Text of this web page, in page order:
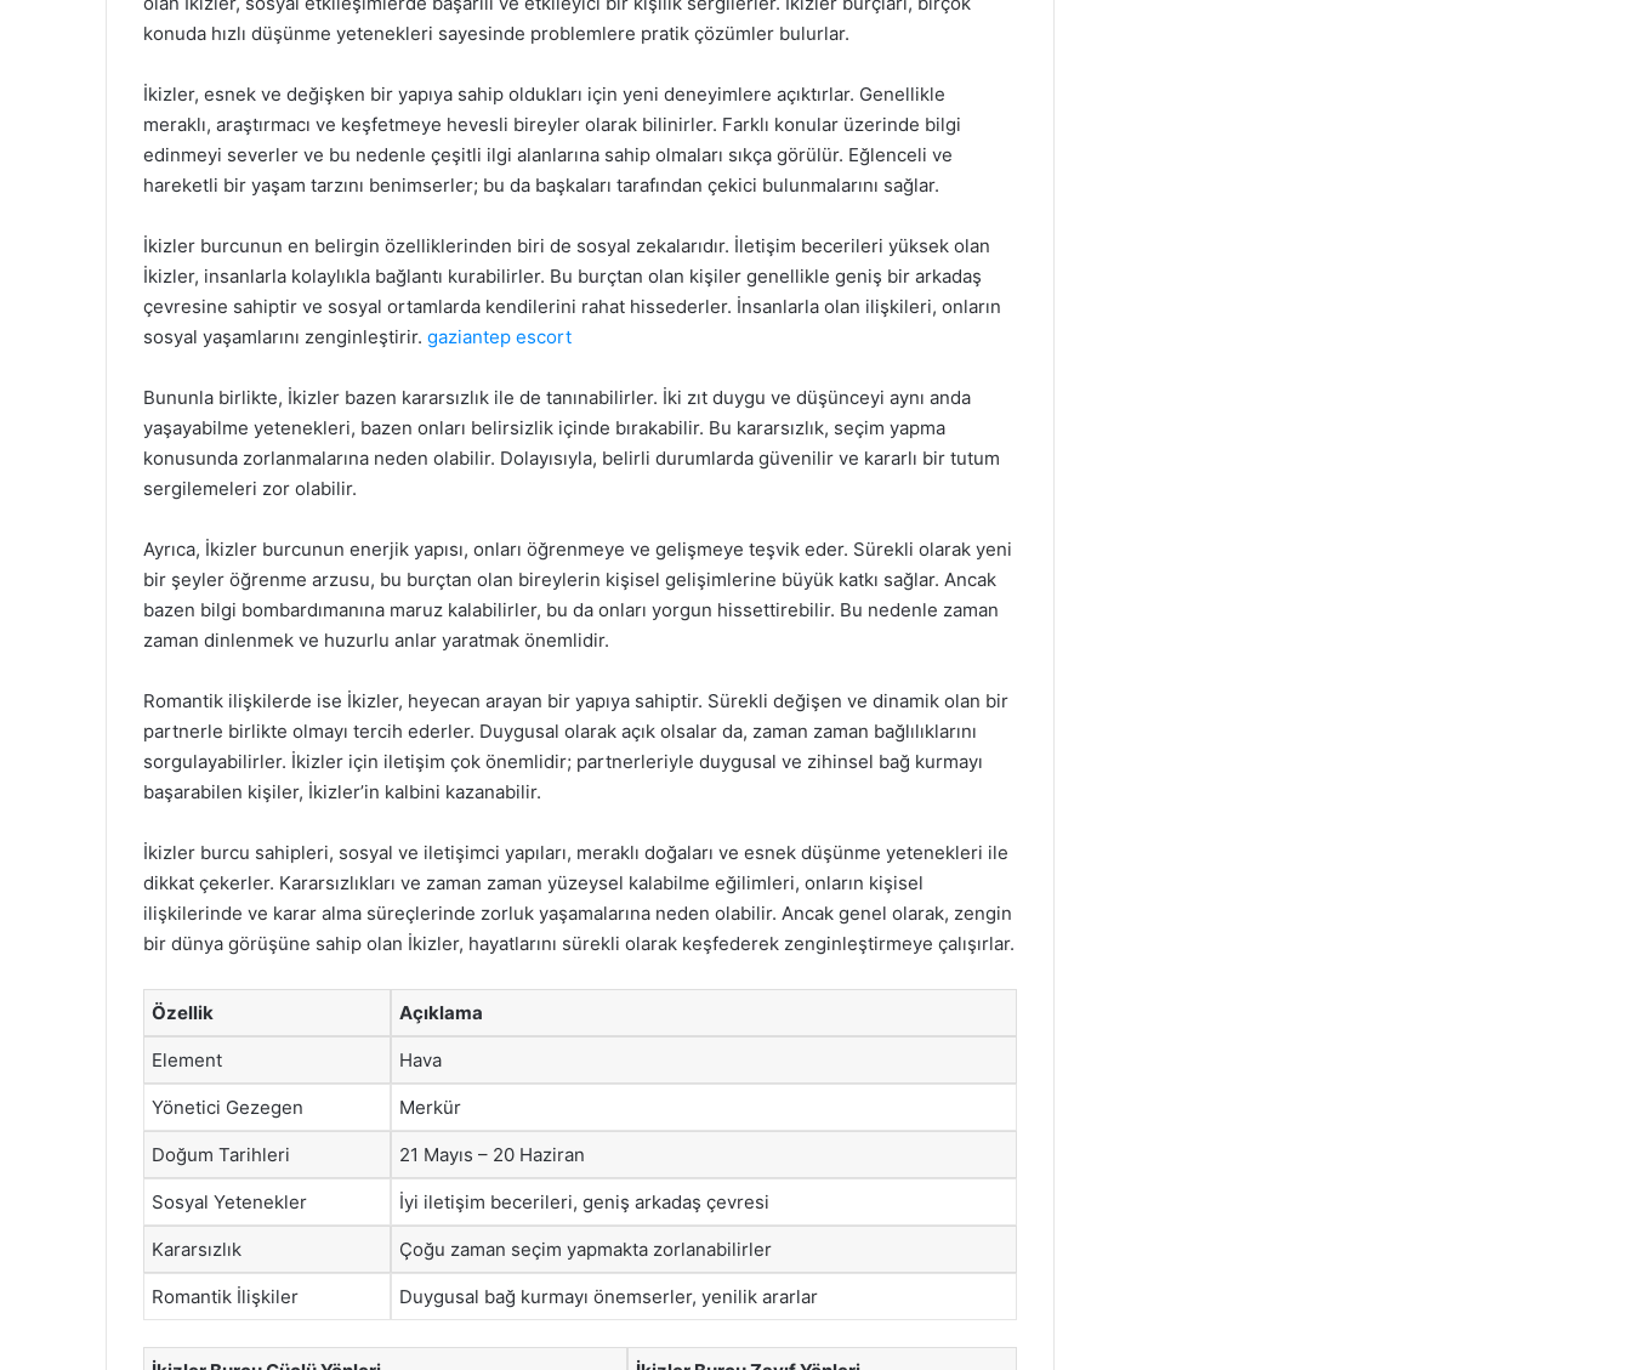
konuda hızlı düşünme yetenekleri sayesinde problemlere pratik çözümler bulurlar.
İkizler, esnek ve değişken bir yapıya sahip oldukları için yeni deneyimlere açıktırlar. Genellikle
meraklı, araştırmacı ve keşfetmeye hevesli bireyler olarak bilinirler. Farklı konular üzerinde bilgi
edinmeyi severler ve bu nedenle çeşitli ilgi alanlarına sahip olmaları sıkça görülür. Eğlenceli ve
hareketli bir yaşam tarzını benimserler; bu da başkaları tarafından çekici bulunmalarını sağlar.
İkizler burcunun en belirgin özelliklerinden biri de sosyal zekalarıdır. İletişim becerileri yüksek olan
İkizler, insanlarla kolaylıkla bağlantı kurabilirler. Bu burçtan olan kişiler genellikle geniş bir arkadaş
çevresine sahiptir ve sosyal ortamlarda kendilerini rahat hissederler. İnsanlarla olan ilişkileri, onların
sosyal yaşamlarını zenginleştirir. gaziantep escort
Bununla birlikte, İkizler bazen kararsızlık ile de tanınabilirler. İki zıt duygu ve düşünceyi aynı anda
yaşayabilme yetenekleri, bazen onları belirsizlik içinde bırakabilir. Bu kararsızlık, seçim yapma
konusunda zorlanmalarına neden olabilir. Dolayısıyla, belirli durumlarda güvenilir ve kararlı bir tutum
sergilemeleri zor olabilir.
Ayrıca, İkizler burcunun enerjik yapısı, onları öğrenmeye ve gelişmeye teşvik eder. Sürekli olarak yeni
bir şeyler öğrenme arzusu, bu burçtan olan bireylerin kişisel gelişimlerine büyük katkı sağlar. Ancak
bazen bilgi bombardımanına maruz kalabilirler, bu da onları yorgun hissettirebilir. Bu nedenle zaman
zaman dinlenmek ve huzurlu anlar yaratmak önemlidir.
Romantik ilişkilerde ise İkizler, heyecan arayan bir yapıya sahiptir. Sürekli değişen ve dinamik olan bir
partnerle birlikte olmayı tercih ederler. Duygusal olarak açık olsalar da, zaman zaman bağlılıklarını
sorgulayabilirler. İkizler için iletişim çok önemlidir; partnerleriyle duygusal ve zihinsel bağ kurmayı
başarabilen kişiler, İkizler’in kalbini kazanabilir.
İkizler burcu sahipleri, sosyal ve iletişimci yapıları, meraklı doğaları ve esnek düşünme yetenekleri ile
dikkat çekerler. Kararsızlıkları ve zaman zaman yüzeysel kalabilme eğilimleri, onların kişisel
ilişkilerinde ve karar alma süreçlerinde zorluk yaşamalarına neden olabilir. Ancak genel olarak, zengin
bir dünya görüşüne sahip olan İkizler, hayatlarını sürekli olarak keşfederek zenginleştirmeye çalışırlar.
Özellik Açıklama
Element Hava
Yönetici Gezegen Merkür
Doğum Tarihleri 21 Mayıs – 20 Haziran
Sosyal Yetenekler İyi iletişim becerileri, geniş arkadaş çevresi
Kararsızlık Çoğu zaman seçim yapmakta zorlanabilirler
Romantik İlişkiler Duygusal bağ kurmayı önemserler, yenilik ararlar